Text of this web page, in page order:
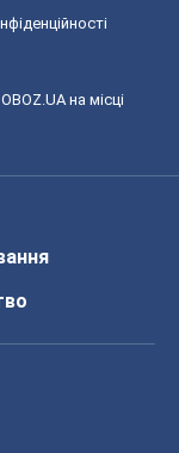
на місці